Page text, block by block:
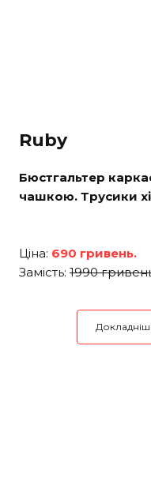
Ruby
Бюстгальтер
чашкою. Трусики
Ціна: 690 гривень.
Замість: 1990